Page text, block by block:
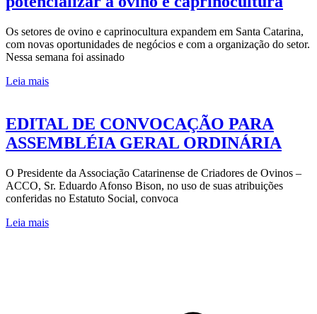
Os setores de ovino e caprinocultura expandem em Santa Catarina,
com novas oportunidades de negócios e com a organização do setor.
Nessa semana foi assinado
Leia mais
EDITAL DE CONVOCAÇÃO PARA
ASSEMBLÉIA GERAL ORDINÁRIA
O Presidente da Associação Catarinense de Criadores de Ovinos –
ACCO, Sr. Eduardo Afonso Bison, no uso de suas atribuições
conferidas no Estatuto Social, convoca
Leia mais